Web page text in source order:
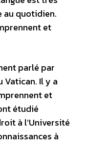
au quotidien.
et
parlé par
Vatican. Il y a
et
étudié
à l’Université
à